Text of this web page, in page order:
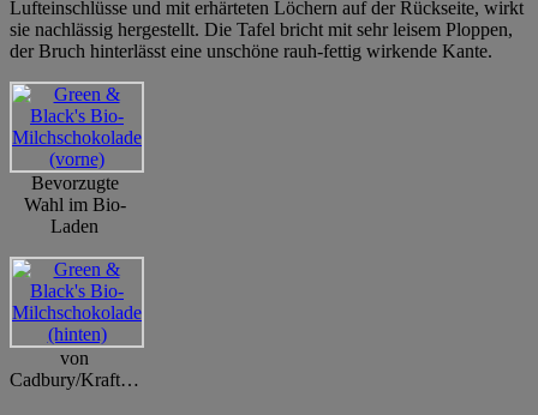
Lufteinschlüsse und mit erhärteten Löchern auf der Rückseite, wirkt
sie nachlässig hergestellt. Die Tafel bricht mit sehr leisem Ploppen,
der Bruch hinterlässt eine unschöne rauh-fettig wirkende Kante.
Bevorzugte
Wahl im Bio-
Laden
von
Cadbury/Kraft…